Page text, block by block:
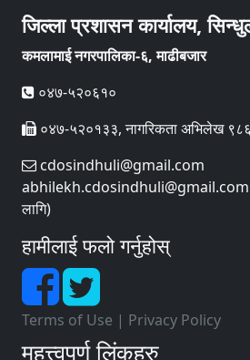
जिल्ला प्रशासन कार्यालय,
कमलामाई नगरपालिका-६, माढीबजार
०४७-५२०६१०
०४७-५२०१३३, नागरिकता अभिलेख
cdosindhuli@gmail.com
abhilekh.cdosindhuli@gmail.com
लागि)
हामीलाई फलो गर्नुहोस्
Terms of Use | Privacy Policy
महत्त्वपूर्ण लिंकहरु